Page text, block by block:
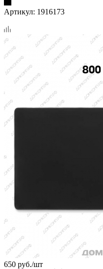
Артикул: 1916173
650 руб./шт